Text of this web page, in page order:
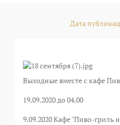
Дата
Выходные вместе с кафе
19.09.2020 до 04.00
9.09.2020 Кафе "Пиво-гриль